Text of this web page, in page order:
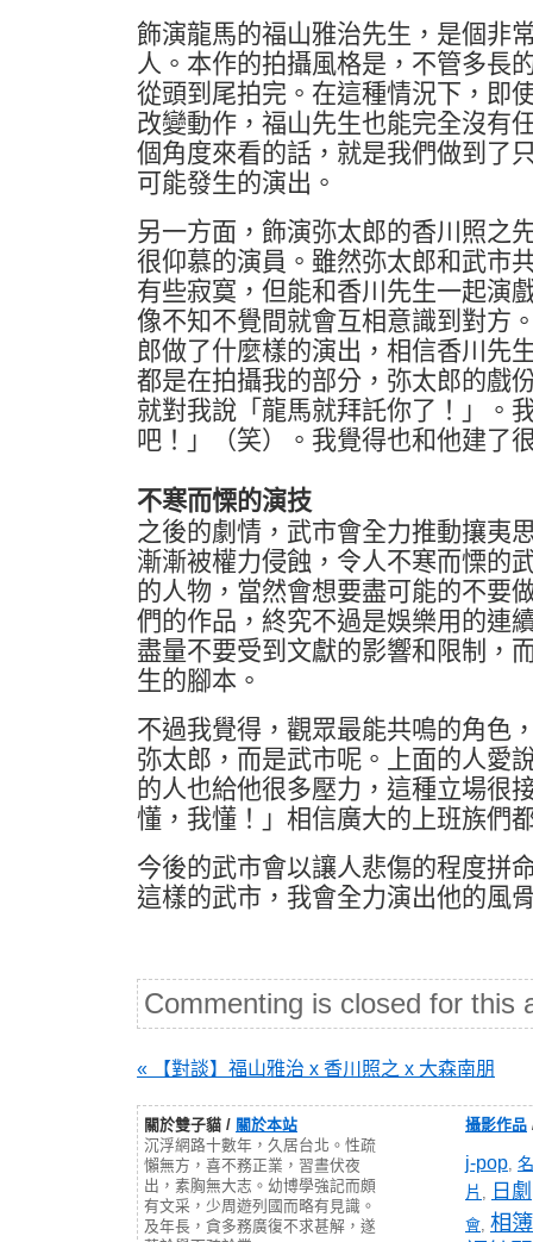
飾演龍馬的福山雅治先生，是個非
人。本作的拍攝風格是，不管多長
從頭到尾拍完。在這種情況下，即
改變動作，福山先生也能完全沒有
個角度來看的話，就是我們做到了
可能發生的演出。
另一方面，飾演弥太郎的香川照之
很仰慕的演員。雖然弥太郎和武市
有些寂寞，但能和香川先生一起演
像不知不覺間就會互相意識到對方
郎做了什麼樣的演出，相信香川先
都是在拍攝我的部分，弥太郎的戲
就對我說「龍馬就拜託你了！」。
吧！」（笑）。我覺得也和他建了
不寒而慄的演技
之後的劇情，武市會全力推動攘夷
漸漸被權力侵蝕，令人不寒而慄的
的人物，當然會想要盡可能的不要
們的作品，終究不過是娛樂用的連
盡量不要受到文獻的影響和限制，
生的腳本。
不過我覺得，觀眾最能共鳴的角色
弥太郎，而是武市呢。上面的人愛
的人也給他很多壓力，這種立場很
懂，我懂！」相信廣大的上班族們
今後的武市會以讓人悲傷的程度拼
這樣的武市，我會全力演出他的風
Commenting is closed for this
« 【對談】福山雅治 x 香川照之 x 大森南朋
關於雙子貓 / 關於本站
沉浮網路十數年，久居台北。性疏
懶無方，喜不務正業，習晝伏夜
出，素胸無大志。幼博學強記而頗
有文采，少周遊列國而略有見識。
及年長，貪多務廣復不求甚解，遂
攝影作品
j-pop
片
日劇
會 相簿